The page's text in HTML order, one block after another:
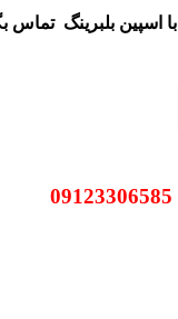
با اسپین بلبرینگ تماس